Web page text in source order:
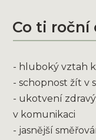
Co ti roční
- hluboký vztah
- schopnost žít v
- ukotvení
v komunikaci
- jasnější